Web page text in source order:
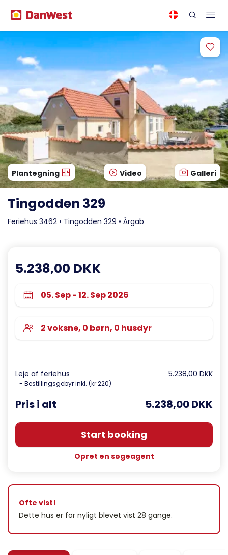
Plantegning Video Galleri
Tingodden 329
Feriehus 3462 • Tingodden 329 • Årgab
5.238,00 DKK
Leje af feriehus
- Bestillingsgebyr inkl. (kr 220)
5.238,00 DKK
Pris i alt 5.238,00 DKK
Start booking
Opret en søgeagent
Ofte vist!
Dette hus er for nyligt blevet vist 28 gange.